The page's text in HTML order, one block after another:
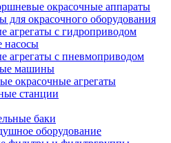
окрасочные аппараты
для окрасочного оборудования
агрегаты с гидроприводом
агрегаты с пневмоприводом
машины
окрасочные агрегаты
станции
баки
оборудование